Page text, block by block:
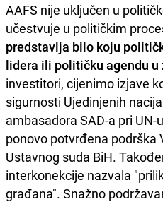
AAFS nije uključen u
učestvuje u političkim
predstavlja bilo koju
lidera ili političku agendu u
investitori, cijenimo izjave
sigurnosti Ujedinjenih
ambasadora SAD-a pri UN-u
ponovo potvrđena podrška
Ustavnog suda BiH.
interkonekcije nazvala
građana". Snažno